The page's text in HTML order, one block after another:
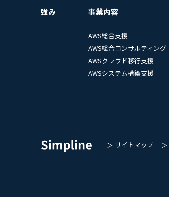
強み 事業内容
AWS総合支援
AWS総合コンサルティング
AWSクラウド移行支援
AWSシステム構築支援
サイトマップ